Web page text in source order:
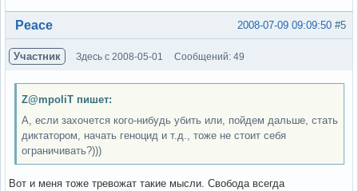
Вне форума #5
2008-07-09 09:09:50
Peace
Участник Здесь с 2008-05-01 Сообщений: 49
Z@mpoliT пишет:
А, если захочется кого-нибудь убить или, пойдем дальше, стать
диктатором, начать геноцид и т.д., тоже не стоит себя
ограничивать?)))
Вот и меня тоже тревожат такие мысли. Свобода всегда